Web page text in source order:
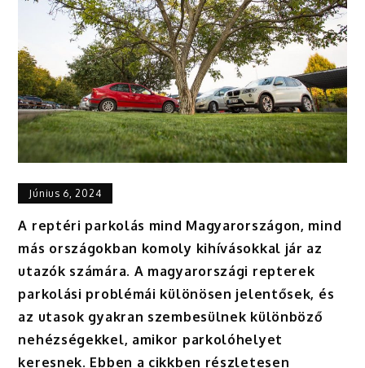
Június 6, 2024
A reptéri parkolás mind Magyarországon, mind
más országokban komoly kihívásokkal jár az
utazók számára. A magyarországi repterek
parkolási problémái különösen jelentősek, és
az utasok gyakran szembesülnek különböző
nehézségekkel, amikor parkolóhelyet
keresnek. Ebben a cikkben részletesen